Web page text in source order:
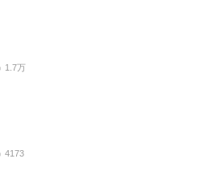
1.7万
4173